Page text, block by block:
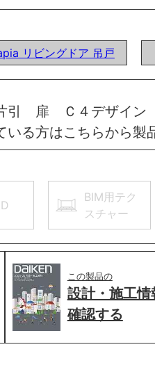
リビングドア 吊戸
引 扉 Ｃ４デザイ
いる方はこちらから製
BIM用テク
スチャー
この製品の
設計・施工情
確認する